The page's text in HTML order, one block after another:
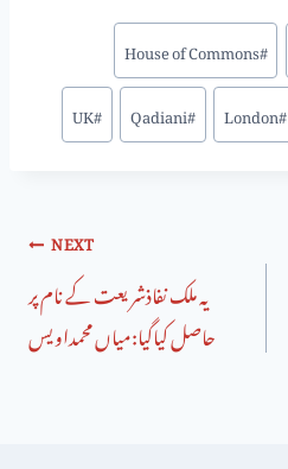
#
House of Commons
#
London
#
Qadiani
#
UK
NEXT
یہ ملک نفاذشریعت کے نام پر
حاصل کیاگیا:میاں محمداویس